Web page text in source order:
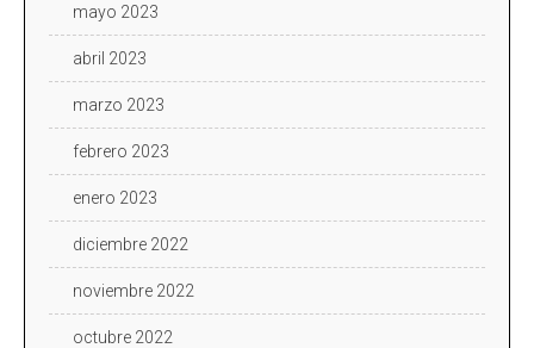
mayo 2023
abril 2023
marzo 2023
febrero 2023
enero 2023
diciembre 2022
noviembre 2022
octubre 2022